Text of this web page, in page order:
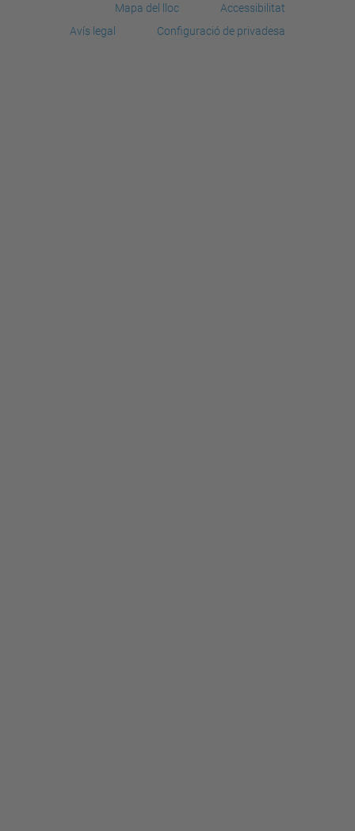
Mapa del lloc
Accessibilitat
Avís legal
Configuració de privadesa